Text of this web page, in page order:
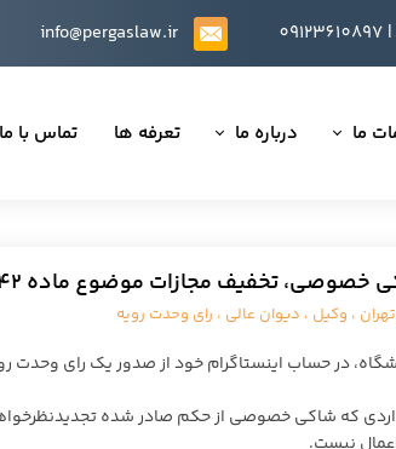
ما
تنظیم و بازبینی قراردادها
خدمات مشاوره حقوقی
درباره ما تعرفه ها تماس با ما
09123610897|
info@pergaslaw.ir
تخفیف مجازات موضوع ماده ۴۴٢ قابل اعمال نیست
، وکیل ، دیوان عالی ، رای وحدت رویه
در حساب اینستاگرام خود از صدور یک رای
که شاکی خصوصی از حکم صادر شده